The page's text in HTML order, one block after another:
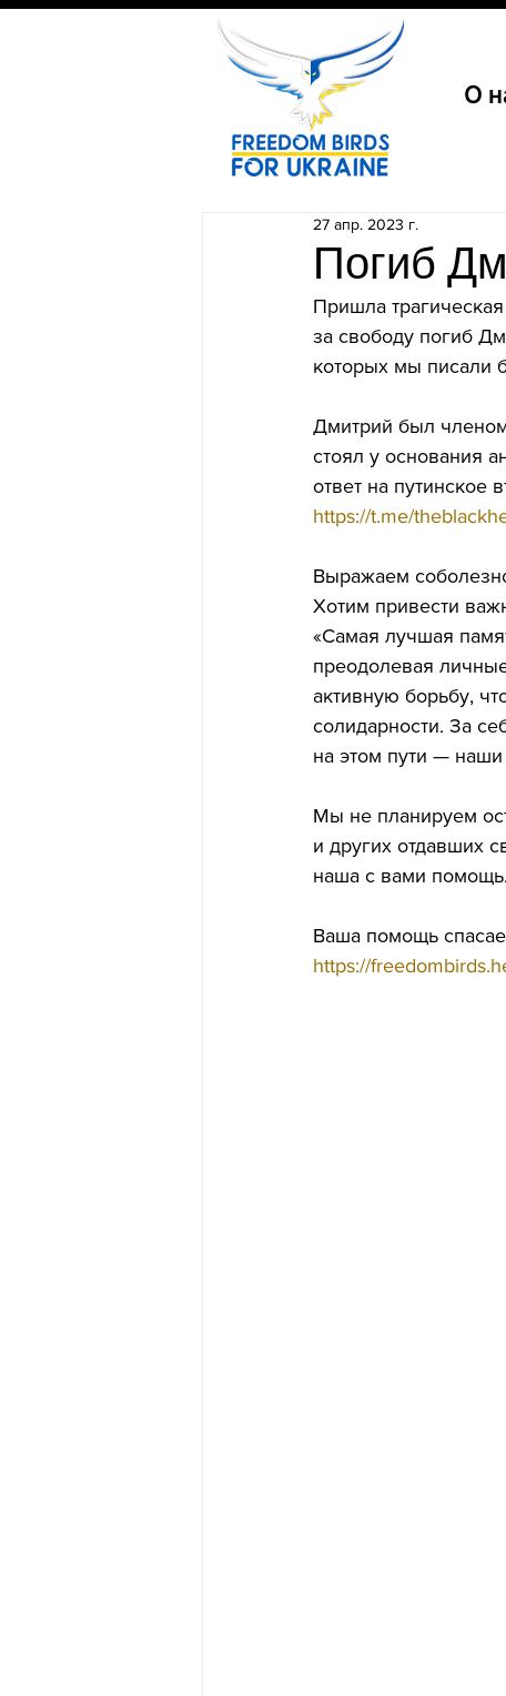
О
Погиб
27 апр. 2023 г.
Пришла
за свободу погиб
которых мы писали
Дмитрий был
стоял у основания
ответ на путинское
https://t.me/
Выражаем
Хотим привести
«Самая лучшая
преодолевая
активную борьбу,
солидарности. За
на этом пути —
Мы не планируем
и других отдавших
наша с вами
Ваша помощь
https://